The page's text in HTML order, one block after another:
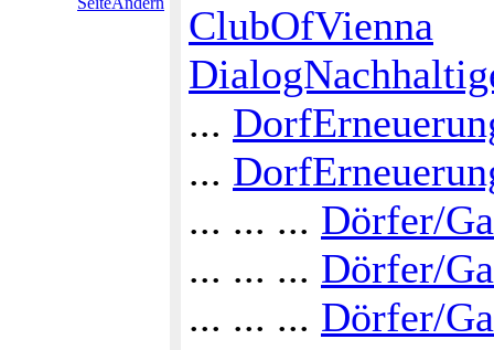
ClubOfVienna
...
...
... ... ... Dörfer/
... ... ... Dörfer/
... ... ... Dörfer/